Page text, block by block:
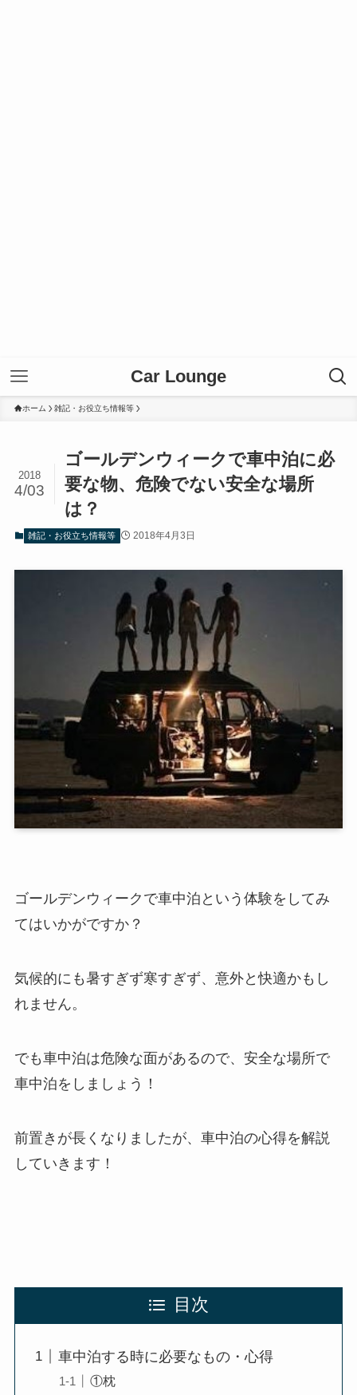
Car Lounge
ホーム 雑記・お役立ち情報等
ゴールデンウィークで車中泊に必
要な物、危険でない安全な場所
は？
2018
4/03
雑記・お役立ち情報等 2018年4月3日
ゴールデンウィークで車中泊という体験をしてみ
てはいかがですか？
気候的にも暑すぎず寒すぎず、意外と快適かもし
れません。
でも車中泊は危険な面があるので、安全な場所で
車中泊をしましょう！
前置きが長くなりましたが、車中泊の心得を解説
していきます！
目次
車中泊する時に必要なもの・心得
①枕